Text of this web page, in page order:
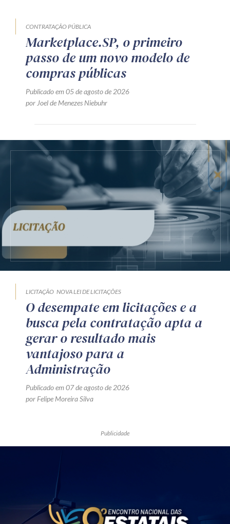
CONTRATAÇÃO PÚBLICA
Marketplace.SP, o primeiro
passo de um novo modelo de
compras públicas
Publicado em 05 de agosto de 2026
por Joel de Menezes Niebuhr
LICITAÇÃO NOVA LEI DE LICITAÇÕES
O desempate em licitações e a
busca pela contratação apta a
gerar o resultado mais
vantajoso para a
Administração
Publicado em 07 de agosto de 2026
por Felipe Moreira Silva
Publicidade